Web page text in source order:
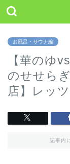
お風呂・サウナ編
【華のゆ
のせせら
店】レッ
記事内